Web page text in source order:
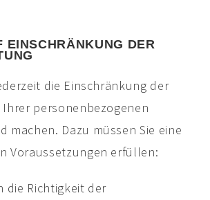
EINSCHRÄNKUNG DER
die Einschränkung der
personenbezogenen
machen. Dazu müssen Sie eine
Voraussetzungen erfüllen:
die Richtigkeit der